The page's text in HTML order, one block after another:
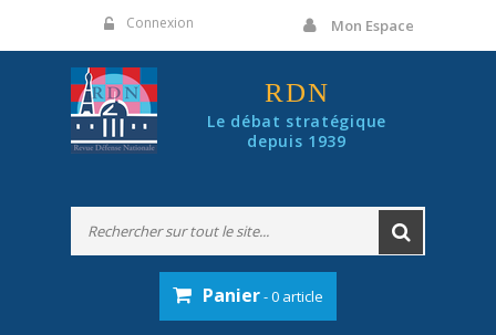
Connexion Mon Espace
RDN
Le débat stratégique
depuis 1939
Panier- 0 article